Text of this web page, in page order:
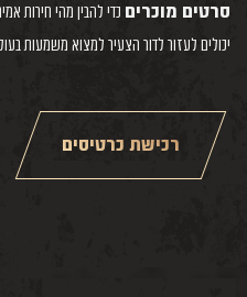
סרטים מוכרים כדי להבין מהי חירות
יכולים לעזור לדור הצעיר למצוא משמעות
רכישת כרטיסים